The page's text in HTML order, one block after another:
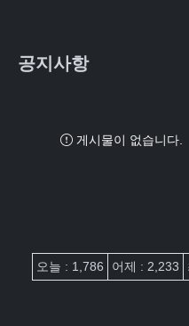
공지사항
게시물이 없습니다.
접속자집계
오늘 : 1,786 어제 : 2,233